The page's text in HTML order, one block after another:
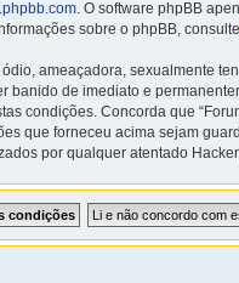
. O software phpBB
sobre o phpBB,
ameaçadora, sexualmente
de imediato e
condições. Concorda que
que forneceu acima sejam
por qualquer atentado